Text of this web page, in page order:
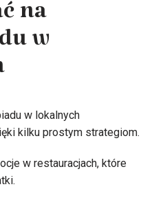
na
w
w lokalnych
kilku prostym strategiom.
w restauracjach, które